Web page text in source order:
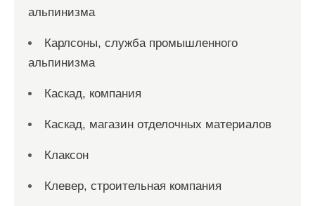
альпинизма
Карлсоны, служба промышленного
альпинизма
Каскад, компания
Каскад, магазин отделочных материалов
Клаксон
Клевер, строительная компания